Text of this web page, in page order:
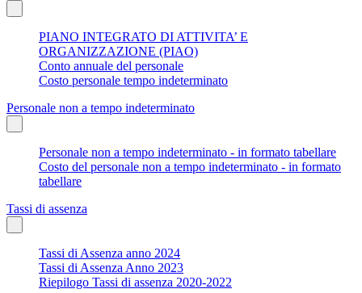
PIANO INTEGRATO DI ATTIVITA’ E
ORGANIZZAZIONE (PIAO)
Conto annuale del personale
Costo personale tempo indeterminato
Personale non a tempo indeterminato
Personale non a tempo indeterminato - in formato tabellare
Costo del personale non a tempo indeterminato - in formato
tabellare
Tassi di assenza
Tassi di Assenza anno 2024
Tassi di Assenza Anno 2023
Riepilogo Tassi di assenza 2020-2022